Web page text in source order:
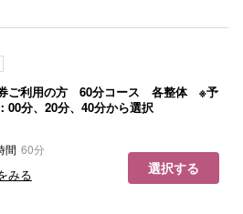
ご利用の方 60分コース 各整体 ※予
00分、20分、40分から選択
間 60分
みる 選択する